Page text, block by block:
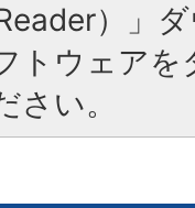
）」
トウェア
い。